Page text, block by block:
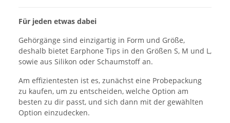
Für jeden etwas dabei
Gehörgänge sind einzigartig in Form und Größe,
deshalb bietet Earphone Tips in den Größen S, M und L,
sowie aus Silikon oder Schaumstoff an.
Am effizientesten ist es, zunächst eine Probepackung
zu kaufen, um zu entscheiden, welche Option am
besten zu dir passt, und sich dann mit der gewählten
Option einzudecken.